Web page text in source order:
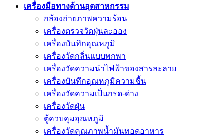
เครื่องมือทางด้านอุตสาหกรรม
กล้องถ่ายภาพความร้อน
เครื่องตรวจวัดฝุ่นละออง
เครื่องบันทึกอุณหภูมิ
เครื่องวัดกลิ่นแบบพกพา
เครื่องวัดความนําไฟฟ้าของสารละลาย
เครื่องบันทึกอุณหภูมิความชื้น
เครื่องวัดความเป็นกรด-ด่าง
เครื่องวัดฝุ่น
ตู้ควบคุมอุณหภูมิ
เครื่องวัดคุณภาพน้ำมันทอดอาหาร